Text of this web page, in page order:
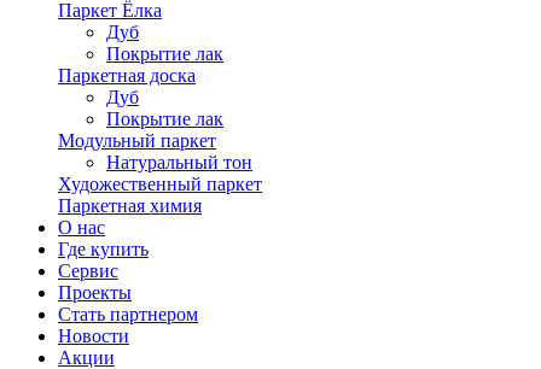
Паркет Ёлка
Дуб
Покрытие лак
Паркетная доска
Дуб
Покрытие лак
Модульный паркет
Натуральный тон
Художественный паркет
Паркетная химия
О нас
Где купить
Сервис
Проекты
Стать партнером
Новости
Акции